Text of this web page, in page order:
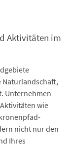
Aktivitäten im
Naturlandschaft,
Unternehmen
wie
nicht nur den
Ihres